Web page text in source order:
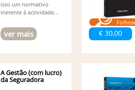
isso um normativo
inerente à actividade...
ver mais € 30,00
A Gestão (com lucro)
da Seguradora